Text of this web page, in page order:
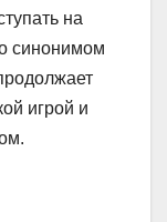
на
синонимом
игрой и